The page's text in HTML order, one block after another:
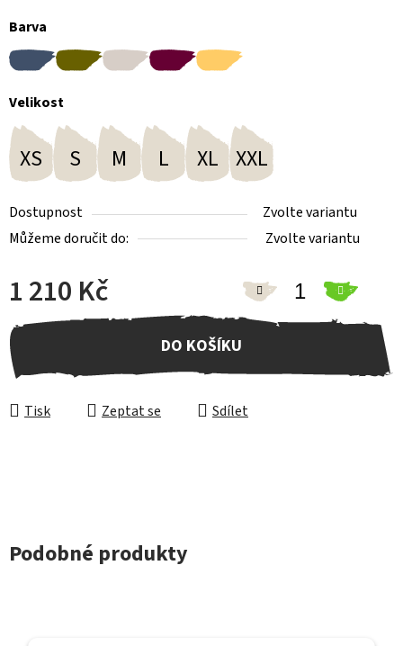
Barva
Velikost
XS S M L XL XXL
Dostupnost
Zvolte variantu
Můžeme doručit do:
Zvolte variantu
1 210 Kč
Měrná cena:
DO KOŠÍKU
Tisk Zeptat se Sdílet
Podobné produkty